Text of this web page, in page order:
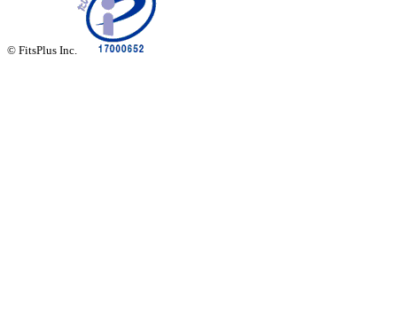
© FitsPlus Inc.